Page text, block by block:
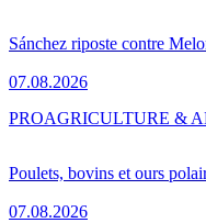
Sánchez riposte contre
07.08.2026
Poulets, bovins et ours
07.08.2026
PROAGRICULTURE &